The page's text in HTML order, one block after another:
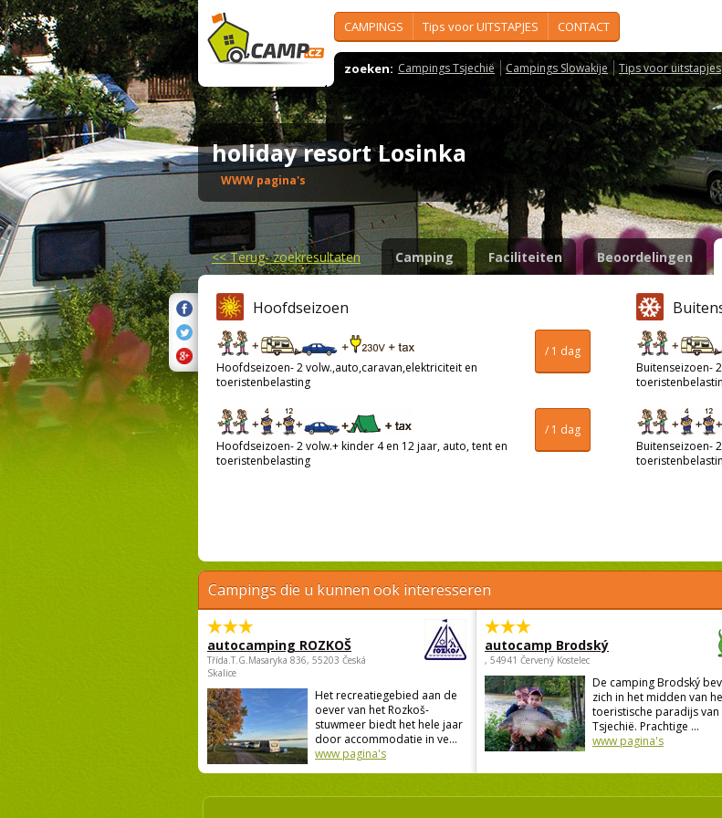
CAMPINGS Tips voor UITSTAPJES CONTACT
zoeken: Campings Tsjechië Campings Slowakije Tips voor uitstapjes
holiday resort Losinka
WWW pagina's
<<Terug- zoekresultaten Camping Faciliteiten Beoordelingen
Hoofdseizoen
/ 1 dag
Hoofdseizoen- 2 volw.,auto,caravan,elektriciteit en
toeristenbelasting
/ 1 dag
Hoofdseizoen- 2 volw.+ kinder 4 en 12 jaar, auto, tent en
toeristenbelasting
Buitenseizoen-
Buitenseizoen-
Campings die u kunnen ook interesseren
autocamping ROZKOŠ
Třída.T.G.Masaryka 836, 55203 Česká
Skalice
Het recreatiegebied aan de
oever van het Rozkoš-
stuwmeer biedt het hele jaar
door accommodatie in ve...
www pagina's
autocamp Brodský
, 54941 Červený Kostelec
De camping Brodský
zich in het midden van
toeristische paradijs van
Tsjechië. Prachtige ...
www pagina's